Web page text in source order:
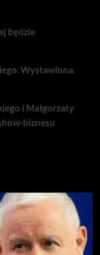
będzie
Wystawiona
i Małgorzaty
biznesu